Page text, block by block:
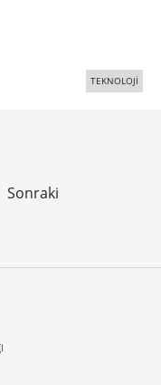
TEKNOLOJİ
Sonraki